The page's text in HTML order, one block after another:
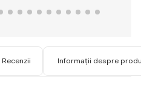
Recenzii Informații despre